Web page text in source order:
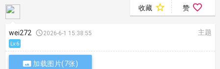
收藏  赞 
wei272 2026-6-1 15:38:55 主题
Lv.6
加载图片(7张)